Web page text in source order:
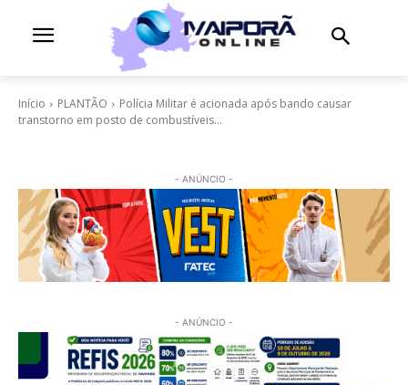
Início PLANTÃO
Polícia Militar é acionada após bando causar
transtorno em posto de combustíveis...
- ANÚNCIO -
- ANÚNCIO -